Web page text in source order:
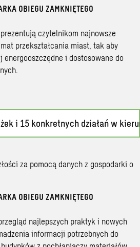
OBIEGU ZAMKNIĘTEGO
czytelnikom najnowsze
przekształcania miast, tak aby
energooszczędne i dostosowane do
i 15 konkretnych działań w
OBIEGU ZAMKNIĘTEGO
najlepszych praktyk i nowych
informacji potrzebnych do